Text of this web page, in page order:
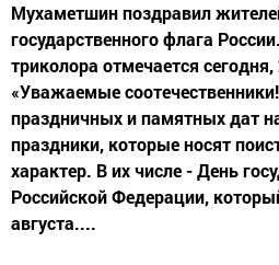
Мухаметшин поздравил
государственного флага
триколора отмечается сегодня,
«Уважаемые
праздничных и памятных дат
праздники, которые носят
характер. В их числе - День
Российской Федерации,
августа....